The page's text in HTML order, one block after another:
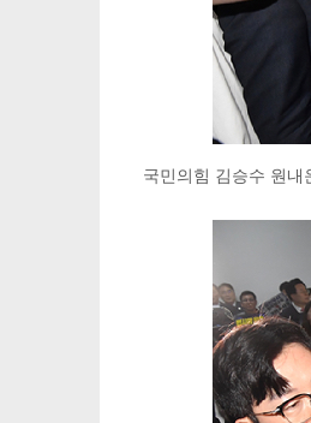
국민의힘 김승수 원